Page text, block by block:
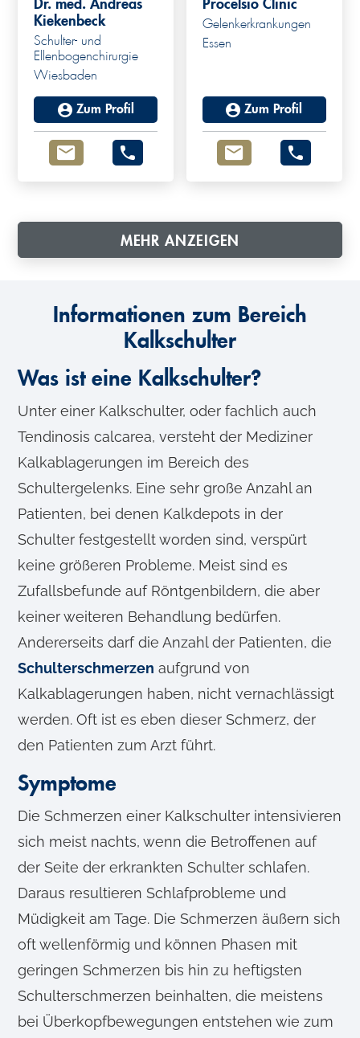
Dr. med. Andreas
Kiekenbeck
Schulter- und
Ellenbogenchirurgie
Wiesbaden
Zum Profil
Procelsio Clinic
Gelenkerkrankungen
Essen
Zum Profil
MEHR ANZEIGEN
Informationen zum Bereich
Kalkschulter
Was ist eine Kalkschulter?
Unter einer Kalkschulter, oder fachlich auch
Tendinosis calcarea, versteht der Mediziner
Kalkablagerungen im Bereich des
Schultergelenks. Eine sehr große Anzahl an
Patienten, bei denen Kalkdepots in der
Schulter festgestellt worden sind, verspürt
keine größeren Probleme. Meist sind es
Zufallsbefunde auf Röntgenbildern, die aber
keiner weiteren Behandlung bedürfen.
Andererseits darf die Anzahl der Patienten, die
Schulterschmerzen aufgrund von
Kalkablagerungen haben, nicht vernachlässigt
werden. Oft ist es eben dieser Schmerz, der
den Patienten zum Arzt führt.
Symptome
Die Schmerzen einer Kalkschulter intensivieren
sich meist nachts, wenn die Betroffenen auf
der Seite der erkrankten Schulter schlafen.
Daraus resultieren Schlafprobleme und
Müdigkeit am Tage. Die Schmerzen äußern sich
oft wellenförmig und können Phasen mit
geringen Schmerzen bis hin zu heftigsten
Schulterschmerzen beinhalten, die meistens
bei Überkopfbewegungen entstehen wie zum